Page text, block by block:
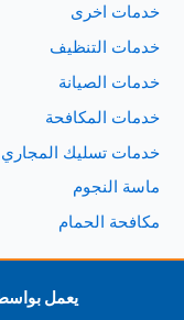
خدمات اخرى
خدمات التنظيف
خدمات الصيانة
خدمات المكافحة
خدمات تسليك المجاري
ماسة النجوم
مكافحة الحمام
يعمل